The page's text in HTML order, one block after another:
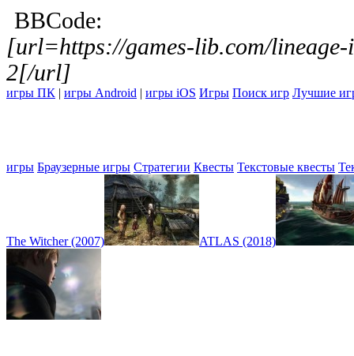
BBCode:
[url=https://games-lib.com/
2[/url]
игры ПК | игры Android | игры iOS Игры Поиск игр Лучшие
игры Браузерные игры Стратегии Квесты Текстовые квесты
The Witcher (2007) ATLAS (2018)